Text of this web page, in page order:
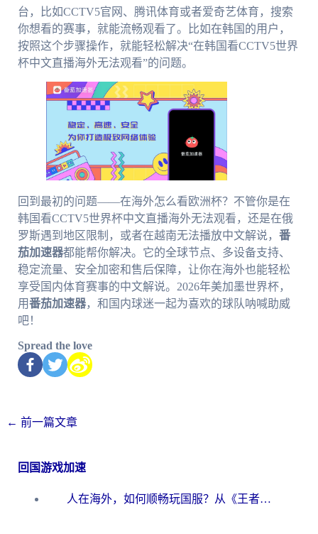
台，比如CCTV5官网、腾讯体育或者爱奇艺体育，搜索
你想看的赛事，就能流畅观看了。比如在韩国的用户，
按照这个步骤操作，就能轻松解决“在韩国看CCTV5世界
杯中文直播海外无法观看”的问题。
回到最初的问题——在海外怎么看欧洲杯？不管你是在
韩国看CCTV5世界杯中文直播海外无法观看，还是在俄
罗斯遇到地区限制，或者在越南无法播放中文解说， 番
茄加速器都能帮你解决。它的全球节点、多设备支持、
稳定流量、安全加密和售后保障，让你在海外也能轻松
享受国内体育赛事的中文解说。2026年美加墨世界杯，
用番茄加速器，和国内球迷一起为喜欢的球队呐喊助威
吧！
Spread the love
← 前一篇文章
回国游戏加速
人在海外，如何顺畅玩国服？从《王者荣耀》到《云图计划》的加速器终极指南